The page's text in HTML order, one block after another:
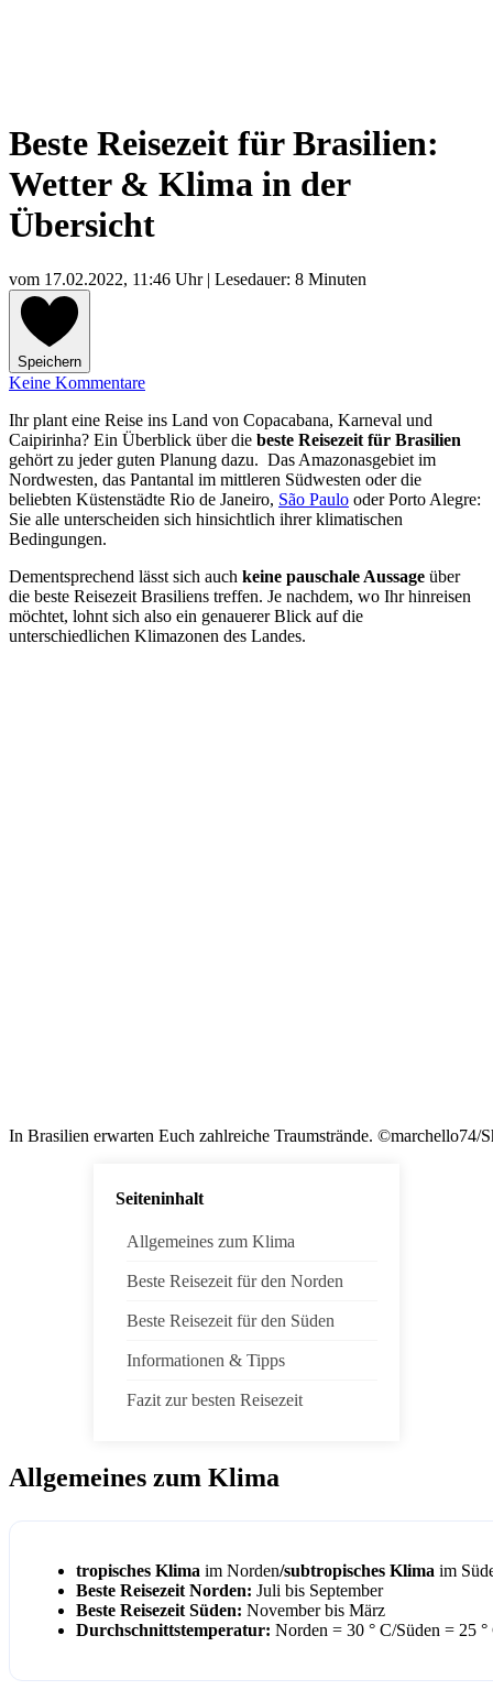
Beste Reisezeit für Brasilien:
Wetter & Klima in der
Übersicht
vom 17.02.2022, 11:46 Uhr| Lesedauer: 8 Minuten
Speichern
Keine Kommentare
Ihr plant eine Reise ins Land von Copacabana, Karneval und
Caipirinha? Ein Überblick über die beste Reisezeit für Brasilien
gehört zu jeder guten Planung dazu. Das Amazonasgebiet im
Nordwesten, das Pantantal im mittleren Südwesten oder die
beliebten Küstenstädte Rio de Janeiro, São Paulo oder Porto Alegre:
Sie alle unterscheiden sich hinsichtlich ihrer klimatischen
Bedingungen.
Dementsprechend lässt sich auch keine pauschale Aussage über
die beste Reisezeit Brasiliens treffen. Je nachdem, wo Ihr hinreisen
möchtet, lohnt sich also ein genauerer Blick auf die
unterschiedlichen Klimazonen des Landes.
In Brasilien erwarten Euch zahlreiche Traumstrände. ©marchello74/
Seiteninhalt
Allgemeines zum Klima
Beste Reisezeit für den Norden
Beste Reisezeit für den Süden
Informationen & Tipps
Fazit zur besten Reisezeit
Allgemeines zum Klima
tropisches Klima im Norden/subtropisches Klima im
Beste Reisezeit Norden: Juli bis September
Beste Reisezeit Süden: November bis März
Durchschnittstemperatur: Norden = 30 ° C/Süden = 25 °